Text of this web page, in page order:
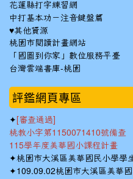
花蓮縣打字練習網
中打基本功－注音鍵盤篇
♥其他資源
桃園市閱讀計畫網站
「國圖到你家」數位服務平臺
台灣雲端書庫-桃園
::: 評鑑網頁專區
✦ [審查通過]
桃教小字第1150071410號備查
115學年度美華國小課程計畫
✦桃園市大溪區美華國民小學學
✦109.09.02桃園市大溪區美華